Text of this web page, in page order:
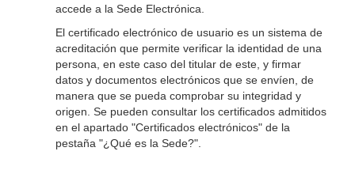
accede a la Sede Electrónica.
El certificado electrónico de usuario es un sistema de
acreditación que permite verificar la identidad de una
persona, en este caso del titular de este, y firmar
datos y documentos electrónicos que se envíen, de
manera que se pueda comprobar su integridad y
origen. Se pueden consultar los certificados admitidos
en el apartado "Certificados electrónicos" de la
pestaña "¿Qué es la Sede?".